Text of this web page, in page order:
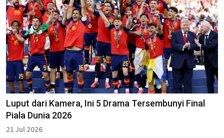
Luput dari Kamera, Ini 5 Drama Tersembunyi Final
Piala Dunia 2026
21 Jul 2026